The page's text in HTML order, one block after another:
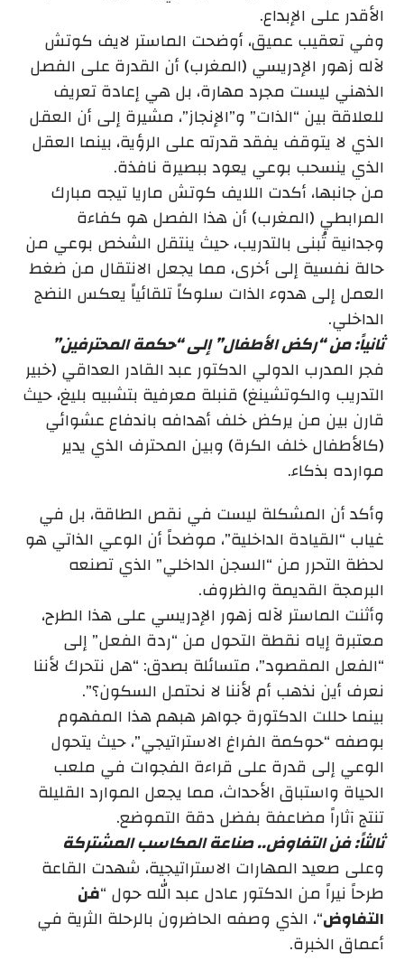
الأقدر على الإبداع.
وفي تعقيب عميق، أوضحت الماستر لايف كوتش
لآله زهور الإدريسي (المغرب) أن القدرة على الفصل
الذهني ليست مجرد مهارة، بل هي إعادة تعريف
للعلاقة بين “الذات” و”الإنجاز”، مشيرة إلى أن العقل
الذي لا يتوقف يفقد قدرته على الرؤية، بينما العقل
الذي ينسحب بوعي يعود ببصيرة نافذة.
من جانبها، أكدت اللايف كوتش ماريا تيجه مبارك
المرابطي (المغرب) أن هذا الفصل هو كفاءة
وجدانية تُبنى بالتدريب، حيث ينتقل الشخص بوعي من
حالة نفسية إلى أخرى، مما يجعل الانتقال من ضغط
العمل إلى هدوء الذات سلوكاً تلقائياً يعكس النضج
الداخلي.
ثانياً: من “ركض الأطفال” إلى “حكمة المحترفين”
فجر المدرب الدولي الدكتور عبد القادر العداقي (خبير
التدريب والكوتشينغ) قنبلة معرفية بتشبيه بليغ، حيث
قارن بين من يركض خلف أهدافه باندفاع عشوائي
(كالأطفال خلف الكرة) وبين المحترف الذي يدير
موارده بذكاء.
وأكد أن المشكلة ليست في نقص الطاقة، بل في
غياب “القيادة الداخلية”، موضحاً أن الوعي الذاتي هو
لحظة التحرر من “السجن الداخلي” الذي تصنعه
البرمجة القديمة والظروف.
وأثنت الماستر لآله زهور الإدريسي على هذا الطرح،
معتبرة إياه نقطة التحول من “ردة الفعل” إلى
“الفعل المقصود”، متسائلة بصدق: “هل نتحرك لأننا
نعرف أين نذهب أم لأننا لا نحتمل السكون؟”.
بينما حللت الدكتورة جواهر هبهم هذا المفهوم
بوصفه “حوكمة الفراغ الاستراتيجي”، حيث يتحول
الوعي إلى قدرة على قراءة الفجوات في ملعب
الحياة واستباق الأحداث، مما يجعل الموارد القليلة
تنتج آثاراً مضاعفة بفضل دقة التموضع.
ثالثاً: فن التفاوض.. صناعة المكاسب المشتركة
وعلى صعيد المهارات الاستراتيجية، شهدت القاعة
طرحاً نيراً من الدكتور عادل عبد الله حول “فن
التفاوض“، الذي وصفه الحاضرون بالرحلة الثرية في
أعماق الخبرة.